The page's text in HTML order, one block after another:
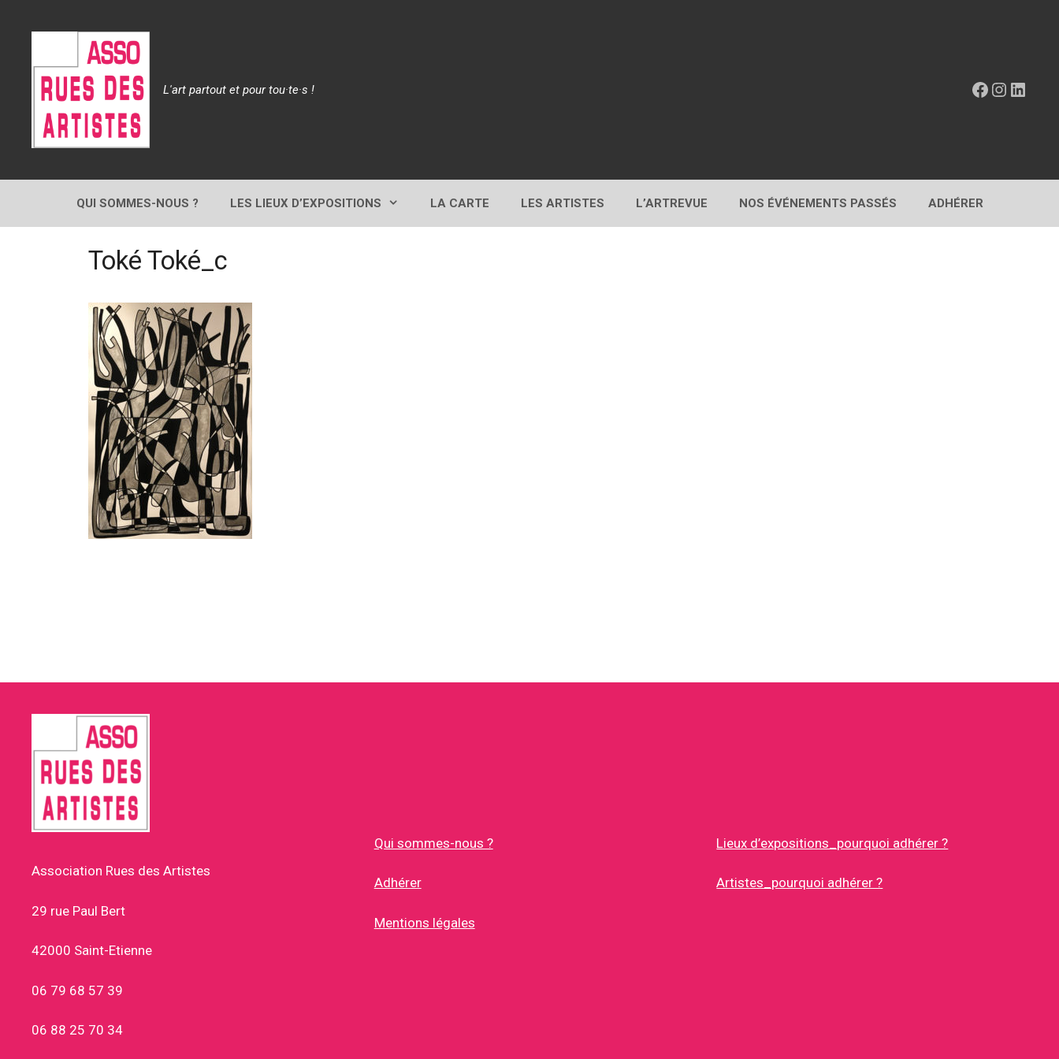
L'art partout et pour tou·te·s ! Facebook
QUI SOMMES-NOUS ? LES LIEUX D’EXPOSITIONS LA CARTE LES ARTISTES L’ARTREVUE NOS ÉVÉNEMENTS PASSÉS ADHÉRER
Toké Toké_c
Association Rues des Artistes
29 rue Paul Bert
42000 Saint-Etienne
06 79 68 57 39
06 88 25 70 34
Qui sommes-nous ?
Adhérer
Mentions légales
Lieux d’expositions_pourquoi adhérer ?
Artistes_pourquoi adhérer ?